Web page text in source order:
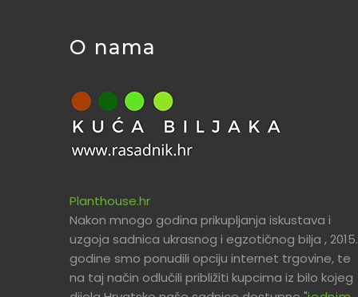
O nama
Planthouse.hr
Nakon mnogo godina prikupljanja iskustava i
uzgoja sadnica ukrasnog i egzotičnog bilja , 2015.
godine smo ponudili opciju internet trgovine, te
na taj način odlučili približiti kupcima iz bilo kojeg